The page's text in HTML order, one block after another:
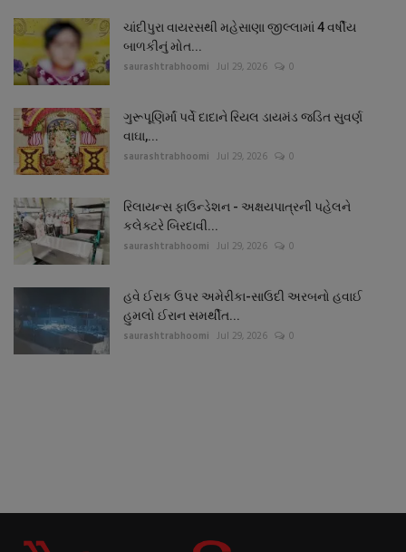
ચાંદીપુરા વાયરસથી મહેસાણા જીલ્લામાં 4 વર્ષીય
બાળકીનું મોત...
saurashtrabhoomi Jul 29, 2026 0
ગુરૂપૂણિર્માં પર્વે દાદાને રિયલ ડાયમંડ જડિત સુવર્ણ
વાઘા,...
saurashtrabhoomi Jul 29, 2026 0
રિલાયન્સ ફાઉન્ડેશન - અક્ષયપાત્રની પહેલને
કલેક્ટરે બિરદાવી...
saurashtrabhoomi Jul 29, 2026 0
હવે ઈરાક ઉપર અમેરીકા-સાઉદી અરબનો હવાઈ
હુમલો ઈરાન સમર્થીત...
saurashtrabhoomi Jul 29, 2026 0